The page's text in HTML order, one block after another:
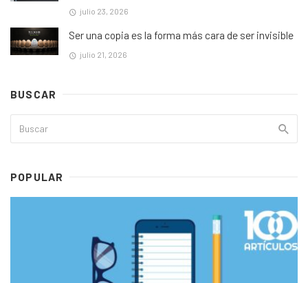
julio 23, 2026
Ser una copia es la forma más cara de ser invisible
julio 21, 2026
BUSCAR
POPULAR